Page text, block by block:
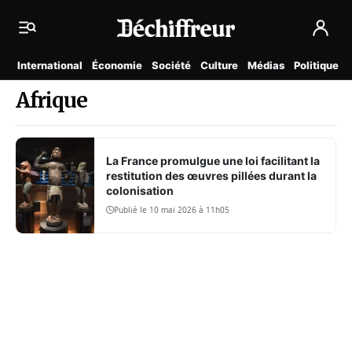
International Économie Société Culture Médias Politique
Afrique
La France promulgue une loi facilitant la
restitution des œuvres pillées durant la
colonisation
Publié le 10 mai 2026 à 11h05